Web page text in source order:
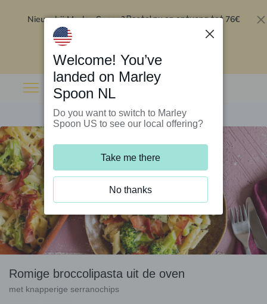
Nieuw bij Marley Spoon?Bestel nu en ontvang tot 76€
Romige broccolipasta uit de oven
met knapperige serranochips
Welcome! You’ve
landed on Marley
Spoon NL
Do you want to switch to Marley
Spoon US to see our local offering?
Take me there
No thanks